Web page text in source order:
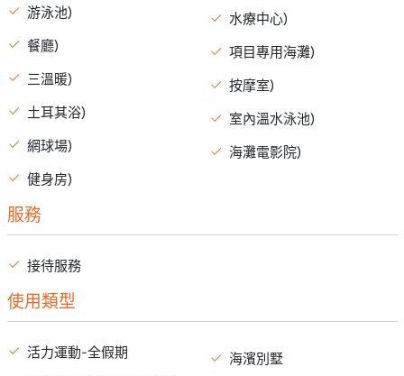
游泳池)
餐廳)
三溫暖)
土耳其浴)
網球場)
健身房)
水療中心)
項目專用海灘)
按摩室)
室內溫水泳池)
海灘電影院)
服務
接待服務
使用類型
活力運動-全假期 海濱別墅